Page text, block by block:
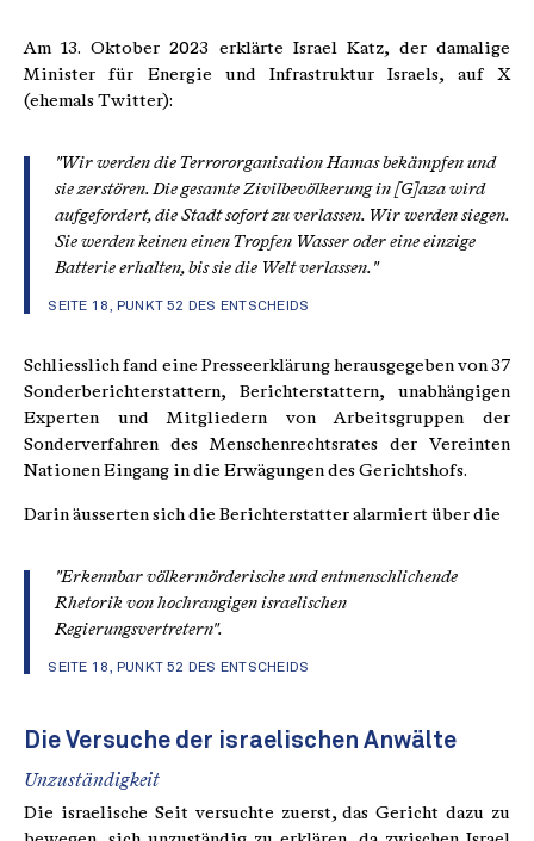
Am 13. Oktober 2023 erklärte Israel Katz, der damalige
Minister für Energie und Infrastruktur Israels, auf X
(ehemals Twitter):
"Wir werden die Terrororganisation Hamas bekämpfen und
sie zerstören. Die gesamte Zivilbevölkerung in [G]aza wird
aufgefordert, die Stadt sofort zu verlassen. Wir werden siegen.
Sie werden keinen einen Tropfen Wasser oder eine einzige
Batterie erhalten, bis sie die Welt verlassen."
SEITE 18, PUNKT 52 DES ENTSCHEIDS
Schliesslich fand eine Presseerklärung herausgegeben von 37
Sonderberichterstattern, Berichterstattern, unabhängigen
Experten und Mitgliedern von Arbeitsgruppen der
Sonderverfahren des Menschenrechtsrates der Vereinten
Nationen Eingang in die Erwägungen des Gerichtshofs.
Darin äusserten sich die Berichterstatter alarmiert über die
"Erkennbar völkermörderische und entmenschlichende
Rhetorik von hochrangigen israelischen
Regierungsvertretern".
SEITE 18, PUNKT 52 DES ENTSCHEIDS
Die Versuche der israelischen Anwälte
Unzuständigkeit
Die israelische Seit versuchte zuerst, das Gericht dazu zu